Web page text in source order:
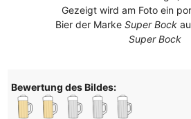
Gezeigt wird am Foto ein
Bier der MarkeSuper Bock
Super Bock
Bewertung des Bildes: